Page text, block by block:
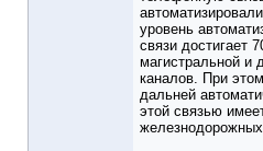
уровень
связи достигает
магистральной и
каналов. При
дальней
этой связью